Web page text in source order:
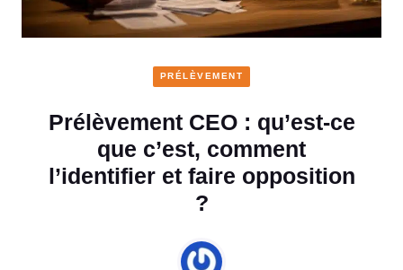
PRÉLÈVEMENT
Prélèvement CEO : qu’est-ce
que c’est, comment
l’identifier et faire opposition
?